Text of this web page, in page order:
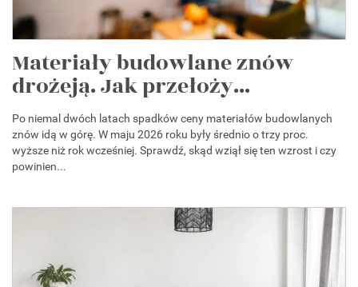
Materiały budowlane znów
drożeją. Jak przełoży...
Po niemal dwóch latach spadków ceny materiałów budowlanych
znów idą w górę. W maju 2026 roku były średnio o trzy proc.
wyższe niż rok wcześniej. Sprawdź, skąd wziął się ten wzrost i czy
powinien...